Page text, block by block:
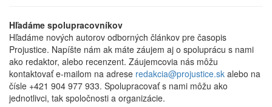
Hľadáme spolupracovníkov
Hľadáme nových autorov odborných článkov pre časopis
Projustice. Napíšte nám ak máte záujem aj o spoluprácu s nami
ako redaktor, alebo recenzent. Záujemcovia nás môžu
kontaktovať e-mailom na adrese redakcia@projustice.sk alebo na
čísle +421 904 977 933. Spolupracovať s nami môžu ako
jednotlivci, tak spoločnosti a organizácie.